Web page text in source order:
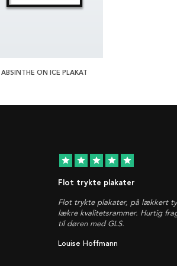
ABSINTHE ON ICE PLAKAT
star star star star star
Flot trykte plakater
Flot trykte plakater, på lækkert
lækre kvalitetsrammer. Hurtig
til døren med GLS.
Louise Hoffmann